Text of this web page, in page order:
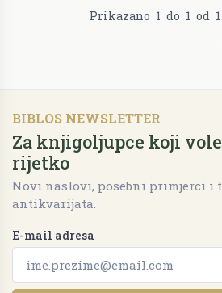
Prikazano 1 do 1 od 1
BIBLOS NEWSLETTER
Za knjigoljupce koji
rijetko
Novi naslovi, posebni primjerci i
antikvarijata.
E-mail adresa